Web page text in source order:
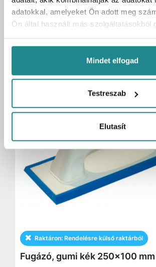
adatokkal, amelyeket Ön adott meg
Ön által használt más szolgáltatásokból
Mindet elfogad
Testreszab
Elutasít
Bruttó ár:
cs
Raktáron: Rendelésre külső raktárból
Fugázó, gumi kék 250x100 mm